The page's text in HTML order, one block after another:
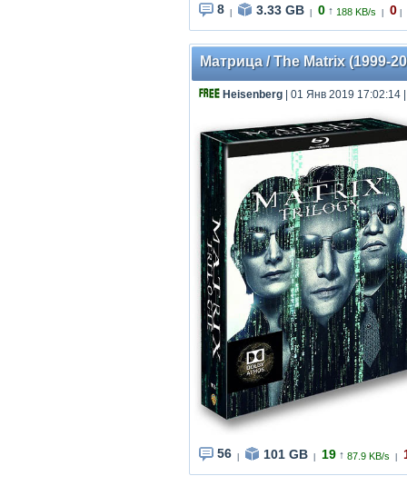
8 3.33 GB 0 ↑ 188 KB/s 0
Матрица / The Matrix (1999-
Heisenberg | 01 Янв 2019 17:02:14
56 101 GB 19 ↑ 87.9 KB/s